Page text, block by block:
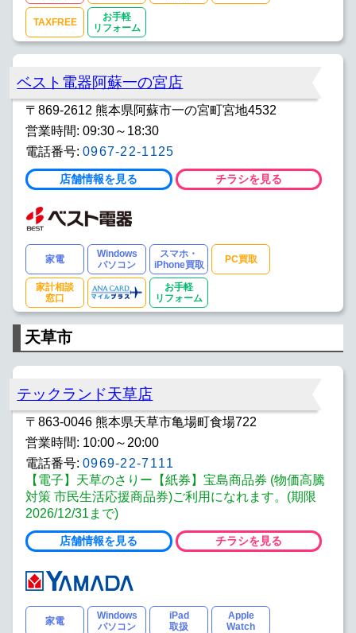
TAXFREE
お手軽
リフォーム
ベスト電器阿蘇一の宮店
〒869-2612 熊本県阿蘇市一の宮町宮地4532
営業時間: 09:30～18:30
電話番号: 0967-22-1125
店舗情報を見る チラシを見る
家電
Windows
パソコン
スマホ・
iPhone買取
PC買取
家計相談
窓口
お手軽
リフォーム
天草市
テックランド天草店
〒863-0046 熊本県天草市亀場町食場722
営業時間: 10:00～20:00
電話番号: 0969-22-7111
【電子】天草のさりー【紙券】宝島商品券 (物価高騰
対策 市民生活応援商品券)ご利用になれます。(期限
2026/12/31まで)
店舗情報を見る チラシを見る
家電
Windows
パソコン
iPad
取扱
Apple
Watch